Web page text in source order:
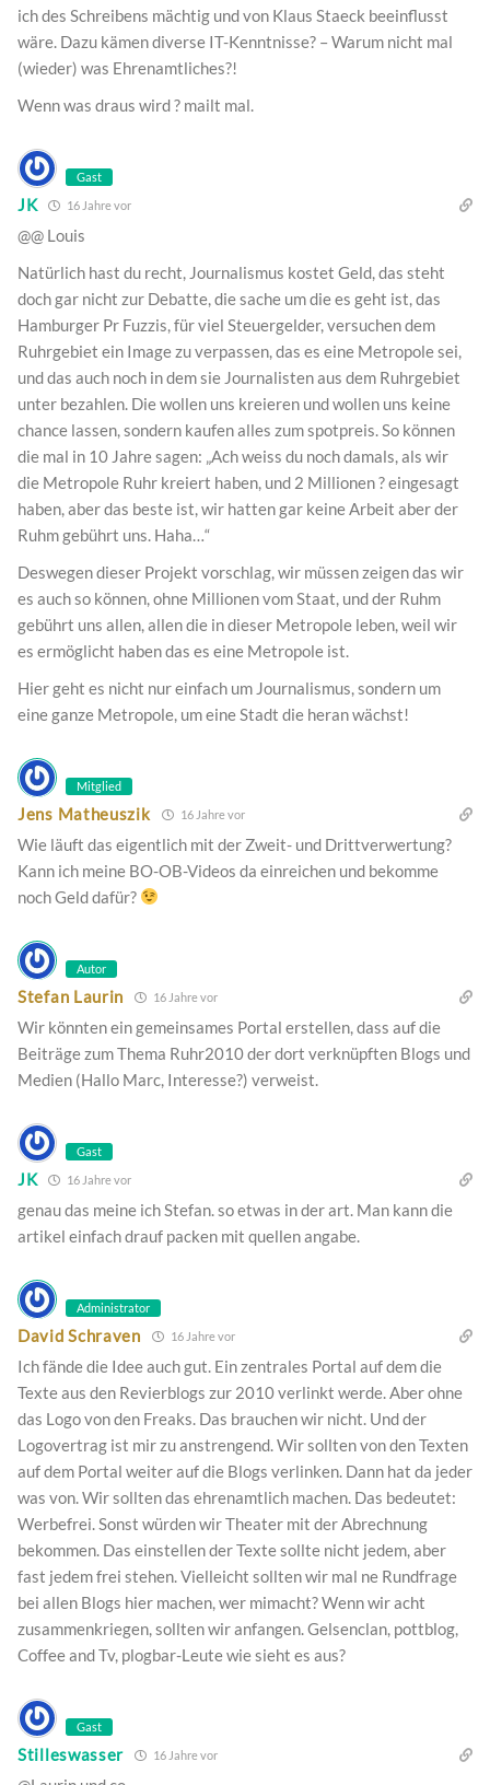
ich des Schreibens mächtig und von Klaus Staeck beeinflusst
wäre. Dazu kämen diverse IT-Kenntnisse? – Warum nicht mal
(wieder) was Ehrenamtliches?!
Wenn was draus wird ? mailt mal.
Gast
JK 16 Jahre vor
@@ Louis
Natürlich hast du recht, Journalismus kostet Geld, das steht
doch gar nicht zur Debatte, die sache um die es geht ist, das
Hamburger Pr Fuzzis, für viel Steuergelder, versuchen dem
Ruhrgebiet ein Image zu verpassen, das es eine Metropole sei,
und das auch noch in dem sie Journalisten aus dem Ruhrgebiet
unter bezahlen. Die wollen uns kreieren und wollen uns keine
chance lassen, sondern kaufen alles zum spotpreis. So können
die mal in 10 Jahre sagen: „Ach weiss du noch damals, als wir
die Metropole Ruhr kreiert haben, und 2 Millionen ? eingesagt
haben, aber das beste ist, wir hatten gar keine Arbeit aber der
Ruhm gebührt uns. Haha…“
Deswegen dieser Projekt vorschlag, wir müssen zeigen das wir
es auch so können, ohne Millionen vom Staat, und der Ruhm
gebührt uns allen, allen die in dieser Metropole leben, weil wir
es ermöglicht haben das es eine Metropole ist.
Hier geht es nicht nur einfach um Journalismus, sondern um
eine ganze Metropole, um eine Stadt die heran wächst!
Mitglied
Jens Matheuszik 16 Jahre vor
Wie läuft das eigentlich mit der Zweit- und Drittverwertung?
Kann ich meine BO-OB-Videos da einreichen und bekomme
noch Geld dafür?
Autor
Stefan Laurin 16 Jahre vor
Wir könnten ein gemeinsames Portal erstellen, dass auf die
Beiträge zum Thema Ruhr2010 der dort verknüpften Blogs und
Medien (Hallo Marc, Interesse?) verweist.
Gast
JK 16 Jahre vor
genau das meine ich Stefan. so etwas in der art. Man kann die
artikel einfach drauf packen mit quellen angabe.
Administrator
David Schraven 16 Jahre vor
Ich fände die Idee auch gut. Ein zentrales Portal auf dem die
Texte aus den Revierblogs zur 2010 verlinkt werde. Aber ohne
das Logo von den Freaks. Das brauchen wir nicht. Und der
Logovertrag ist mir zu anstrengend. Wir sollten von den Texten
auf dem Portal weiter auf die Blogs verlinken. Dann hat da jeder
was von. Wir sollten das ehrenamtlich machen. Das bedeutet:
Werbefrei. Sonst würden wir Theater mit der Abrechnung
bekommen. Das einstellen der Texte sollte nicht jedem, aber
fast jedem frei stehen. Vielleicht sollten wir mal ne Rundfrage
bei allen Blogs hier machen, wer mimacht? Wenn wir acht
zusammenkriegen, sollten wir anfangen. Gelsenclan, pottblog,
Coffee and Tv, plogbar-Leute wie sieht es aus?
Gast
Stilleswasser 16 Jahre vor